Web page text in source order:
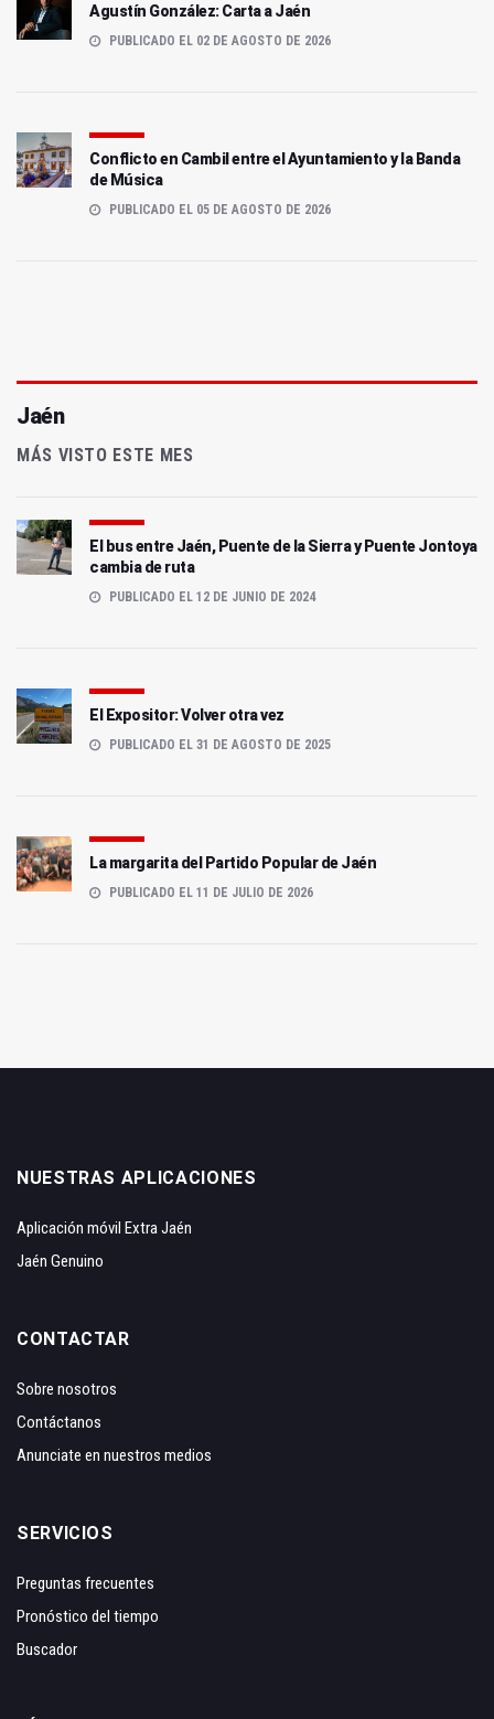
Agustín González: Carta a Jaén
PUBLICADO EL 02 DE AGOSTO DE 2026
Conflicto en Cambil entre el Ayuntamiento y la Banda
de Música
PUBLICADO EL 05 DE AGOSTO DE 2026
Jaén
MÁS VISTO ESTE MES
El bus entre Jaén, Puente de la Sierra y Puente Jontoya
cambia de ruta
PUBLICADO EL 12 DE JUNIO DE 2024
El Expositor: Volver otra vez
PUBLICADO EL 31 DE AGOSTO DE 2025
La margarita del Partido Popular de Jaén
PUBLICADO EL 11 DE JULIO DE 2026
NUESTRAS APLICACIONES
Aplicación móvil Extra Jaén
Jaén Genuino
CONTACTAR
Sobre nosotros
Contáctanos
Anunciate en nuestros medios
SERVICIOS
Preguntas frecuentes
Pronóstico del tiempo
Buscador